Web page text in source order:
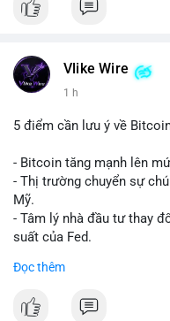
Vlike Wire
1 h
5 điểm cần lưu ý về
- Bitcoin tăng mạnh lên
- Thị trường chuyển sự
Mỹ.
- Tâm lý nhà đầu tư thay
suất của Fed.
theo.
#bitcoin #btc #cryptonews
Đọc thêm